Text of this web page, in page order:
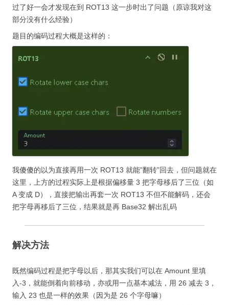
过了好一会才发现在到 ROT13 这一步时出了问题（原谅我对这
部分没有什么经验）
题目的编码过程大概是这样的：
我傻傻的以为直接再用一次 ROT13 就能”翻转”回去，但问题就在
这里，上方的过程实际上是根据偏移量 3 把字母移后了三位（如
A 变成 D），直接把输出再套一次 ROT13 不但不能解码，还会
把字母再移后了三位，结果就是再 Base32 解出乱码
解决方法
既然编码过程是把字母以后，那其实我们可以在 Amount 里填
入-3，就能倒着向前移动，亦或用一点基本减法，用 26 减去 3，
输入 23 也是一样的效果（因为是 26 个字母嘛）